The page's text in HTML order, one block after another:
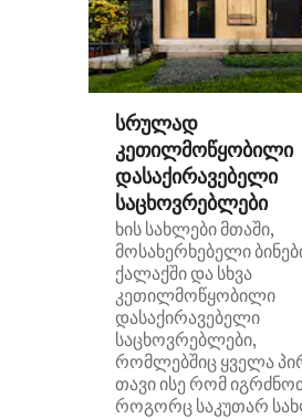
სრულად
კეთილმოწყობილი
დასაქირავებელი
საცხოვრებლები
ხის სახლები მთაში,
მოსახერხებელი
ქალაქში და სხვა
კეთილმოწყობილი
დასაქირავებელი
საცხოვრებლები,
რომლებშიც ყველა
თავი ისე რომ
როგორც საკუთარ